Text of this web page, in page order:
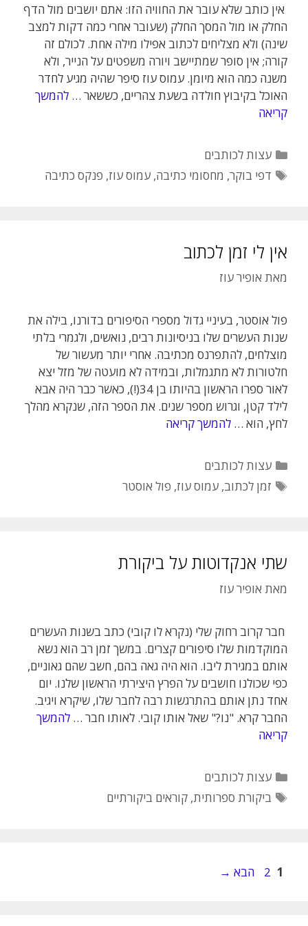
אין כותב שלא עובר את החוויה הזו: אתם יושבים מול הדף
החלק או מול המסך החלק (שעובר אחרי כמה דקות למצב
שינה) ולא מצליחים לכתוב אפילו מילה אחת. לכולם זה
קורה; אין סופר שמתיישב ויורה משפטים על הנייר, ולא
משנה כמה הוא מיומן. עמוס עוז סיפר שהיה מגיע לחדר
האוכל בקיבוץ חולדה בשעת צהריים, כששאר … להמשך
קריאה
קטגוריות
עצות לכותבים
תגיות
דפי בוקר, מחסומי כתיבה,עמוס עוז, פנקס כתיבה
אין לי זמן לכתוב
מאת אופיר עוז
פול אוסטר, בעיניי גדול מספרי הסיפורים בדורנו, בילה את
שנות העשרים שלו בניסיונות רבים, נואשים, ולגמרי בלתי
מוצלחים, להתפרנס מכתיבה. אחרי יותר מעשור של
חלטורות לא מתגמלות, ובמידה לא מועטה של מזל יצא
לאור ספרו הראשון בהיותו בן 34(!), כאשר כבר היה אבא
לילד קטן, וגרוש מספר שנים. את הספר הזה, שנקרא מהלך
לחץ, הוא … להמשך קריאה
קטגוריות
עצות לכותבים
תגיות
זמן לכתוב,עמוס עוז, פול אוסטר
שתי אנקדוטות על ביקורת
מאת אופיר עוז
חבר קרוב רחוק שלי (נקרא לו קובי) כתב בשנות העשרים
המוקדמות שלו סיפורים קצרים. במשך זמן רב הוא נשא
אותם במגירת ליבו. הוא היה גאה בהם, חשב שהם גאוניים,
כפי שכולנו חושבים על הפרץ היצירתי הראשון שלנו. יום
אחד נתן אותם בהתרגשות רבה לחבר שלו, שיקרא ויגיב.
החבר קרא. "נו?" שאל אותו קובי. לאותו חבר … להמשך
קריאה
קטגוריות
עצות לכותבים
תגיות
ביקורת ספרותית,קוראים ביקורתיים
עמוד
1 עמוד
2 הבא →